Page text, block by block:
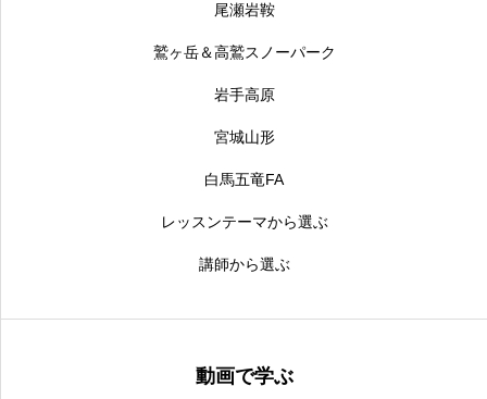
尾瀬岩鞍
鷲ヶ岳＆高鷲スノーパーク
岩手高原
宮城山形
白馬五竜FA
レッスンテーマから選ぶ
講師から選ぶ
動画で学ぶ